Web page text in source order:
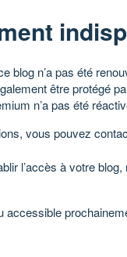
blog n’a pas été
être protégé
n’a pas été
vous pouvez
l’accès à votre
accessible